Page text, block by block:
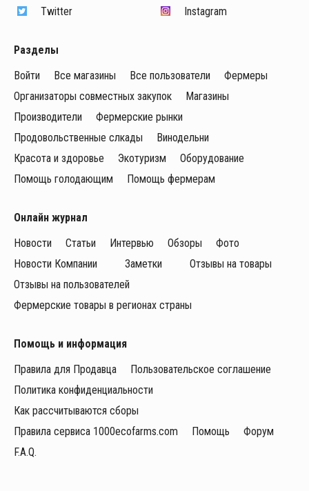
Twitter
Instagram
Разделы
Войти
Все магазины Все пользователи
Фермеры
Организаторы совместных закупок
Магазины
Производители
Фермерские рынки
Продовольственные слкады
Винодельни
Красота и здоровье
Экотуризм
Оборудование
Помощь голодающим
Помощь фермерам
Онлайн журнал
Новости
Статьи Интервью Обзоры
Фото
Новости Компании
Заметки
Отзывы на товары
Отзывы на пользователей
Фермерские товары в регионах страны
Помощь и информация
Правила для Продавца
Пользовательское соглашение
Политика конфиденциальности
Как рассчитываются сборы
Правила сервиса 1000ecofarms.com
Помощь
Форум
F.A.Q.